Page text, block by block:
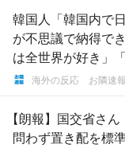
韓国人「韓国内で
が不思議で納得で
は全世界が好き」
べてが完璧だから
海外の反応 お隣速報
【朗報】国交省さ
問わず置き配を標